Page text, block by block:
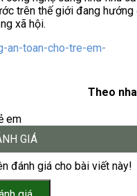
trên thế giới đang hướng
xã hội.
an-toan-cho-tre-em-
Theo
em
GIÁ
đánh giá cho bài viết này!